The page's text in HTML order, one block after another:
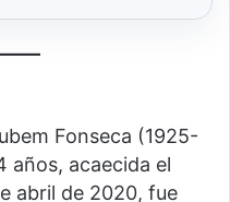
Fonseca (1925-
años, acaecida el
abril de 2020, fue